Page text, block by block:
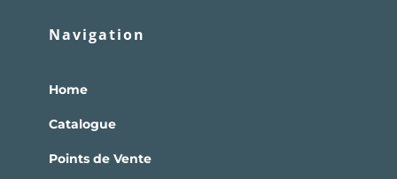
Navigation
Home
Catalogue
Points de Vente